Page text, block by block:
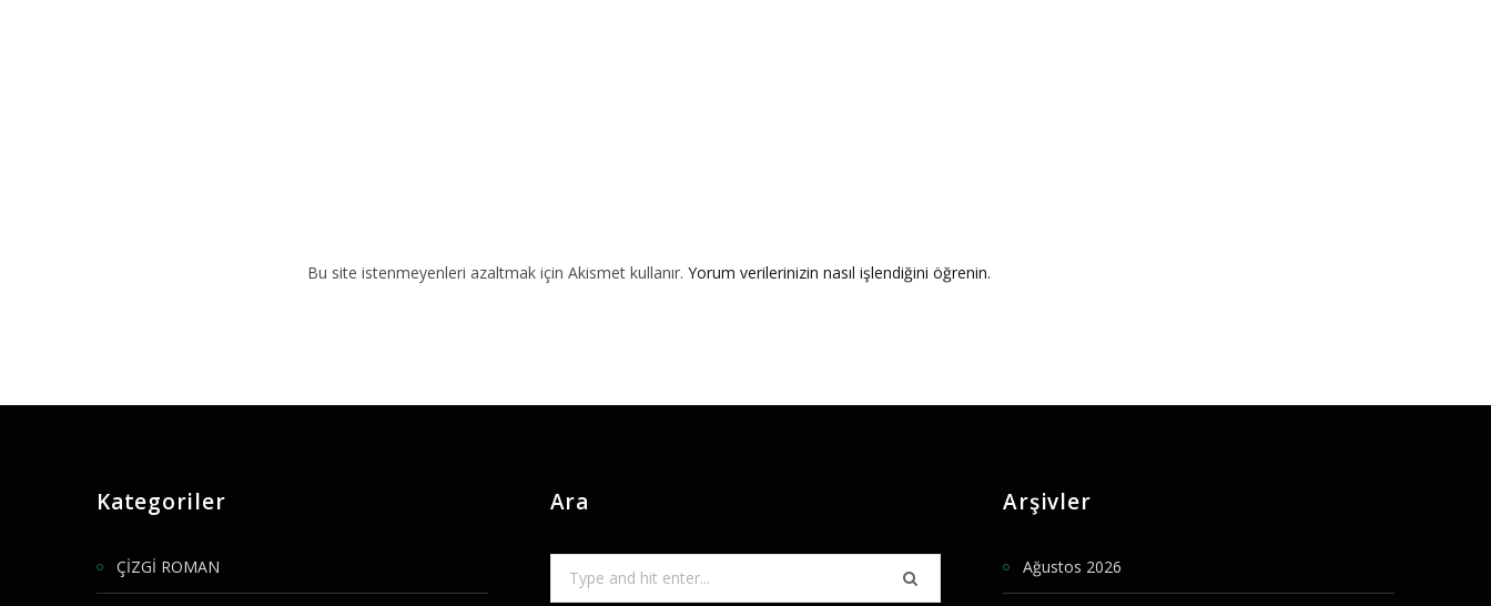
Bu site istenmeyenleri azaltmak için Akismet kullanır. Yorum verilerinizin nasıl işlendiğini öğrenin.
Kategoriler
ÇİZGİ ROMAN
Ara Arşivler
Ağustos 2026